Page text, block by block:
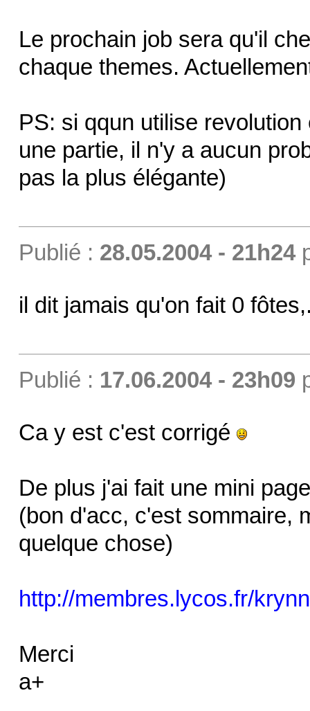
Le prochain job sera qu'il
chaque themes.
PS: si qqun utilise
une partie, il n'y a aucun
pas la plus élégante)
Publié : 28.05.2004 - 21h24
il dit jamais qu'on fait 0
Publié : 17.06.2004 - 23h09
Ca y est c'est corrigé
De plus j'ai fait une mini
(bon d'acc, c'est sommaire,
quelque chose)
http://membres.lycos.fr/
Merci
a+